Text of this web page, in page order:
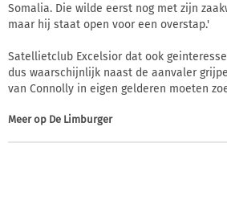
Somalia. Die wilde eerst nog met zijn
maar hij staat open voor een overstap.'
Satellietclub Excelsior dat ook
dus waarschijnlijk naast de aanvaler
van Connolly in eigen gelderen moeten
Meer op De Limburger